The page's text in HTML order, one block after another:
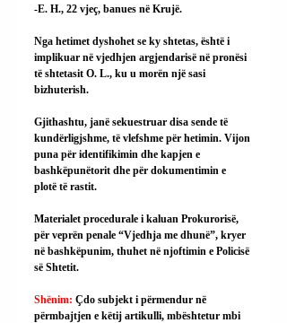
-E. H., 22 vjeç, banues në Krujë.
Nga hetimet dyshohet se ky shtetas, është i
implikuar në vjedhjen argjendarisë në pronësi
të shtetasit O. L., ku u morën një sasi
bizhuterish.
Gjithashtu, janë sekuestruar disa sende të
kundërligjshme, të vlefshme për hetimin. Vijon
puna për identifikimin dhe kapjen e
bashkëpunëtorit dhe për dokumentimin e
plotë të rastit.
Materialet procedurale i kaluan Prokurorisë,
për veprën penale “Vjedhja me dhunë”, kryer
në bashkëpunim, thuhet në njoftimin e Policisë
së Shtetit.
Shënim: Çdo subjekt i përmendur në
përmbajtjen e këtij artikulli, mbështetur mbi